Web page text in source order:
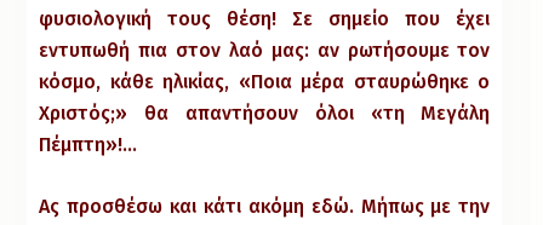
φυσιολογική τους θέση! Σε σημείο που έχει
εντυπωθή πια στον λαό μας: αν ρωτήσουμε τον
κόσμο, κάθε ηλικίας, «Ποια μέρα σταυρώθηκε ο
Χριστός;» θα απαντήσουν όλοι «τη Μεγάλη
Πέμπτη»!…
Ας προσθέσω και κάτι ακόμη εδώ. Μήπως με την